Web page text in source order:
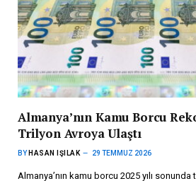
Almanya’nın Kamu Borcu
Trilyon Avroya Ulaştı
BY HASAN IŞILAK 29 TEMMUZ 2026
Almanya’nın kamu borcu 2025 yılı